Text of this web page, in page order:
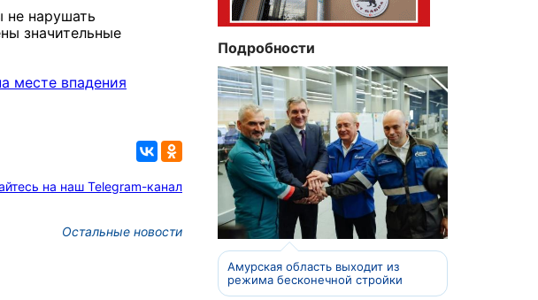
не нарушать
значительные
месте впадения
на наш Telegram-канал
Остальные новости
Подробности
Амурская область выходит из
режима бесконечной стройки